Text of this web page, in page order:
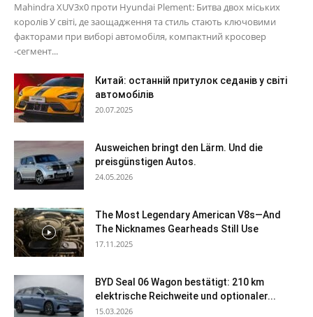
Mahindra XUV3x0 проти Hyundai Plement: Битва двох міських
королів У світі, де заощадження та стиль стають ключовими
факторами при виборі автомобіля, компактний кросовер
-сегмент...
Китай: останній притулок седанів у світі
автомобілів
20.07.2025
Ausweichen bringt den Lärm. Und die
preisgünstigen Autos.
24.05.2026
The Most Legendary American V8s—And
The Nicknames Gearheads Still Use
17.11.2025
BYD Seal 06 Wagon bestätigt: 210 km
elektrische Reichweite und optionaler...
15.03.2026